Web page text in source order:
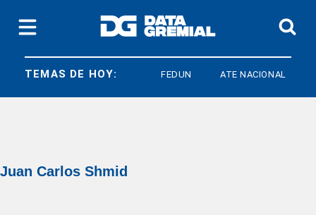
TEMAS DE HOY: FEDUN ATE NACIONAL
Juan Carlos Shmid